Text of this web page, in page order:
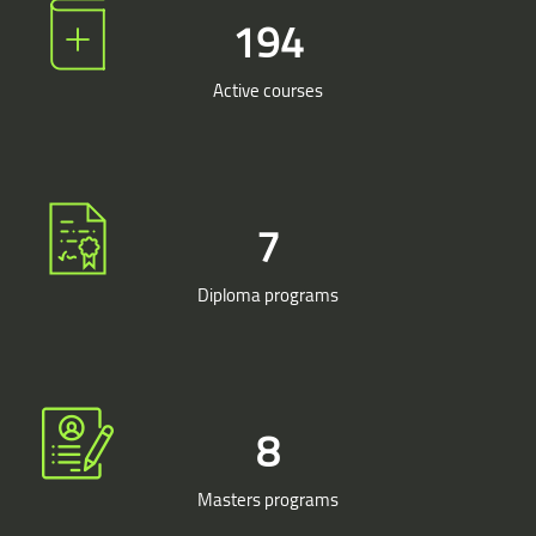
194
Active courses
8
Diploma programs
10
Masters programs